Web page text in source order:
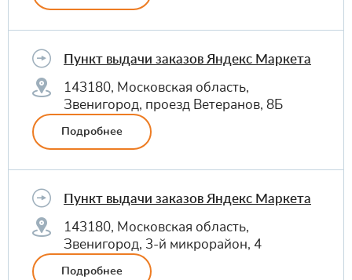
Пункт выдачи заказов Яндекс Маркета
143180, Московская область,
Звенигород, проезд Ветеранов, 8Б
Подробнее
Пункт выдачи заказов Яндекс Маркета
143180, Московская область,
Звенигород, 3-й микрорайон, 4
Подробнее